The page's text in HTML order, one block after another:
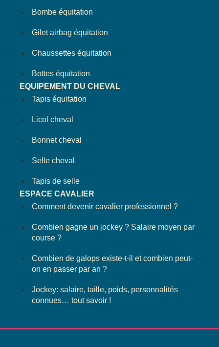
Bombe équitation
Gilet airbag équitation
Chaussettes équitation
Bottes équitation
EQUIPEMENT DU CHEVAL
Tapis équitation
Licol cheval
Bonnet cheval
Selle cheval
Tapis de selle
ESPACE CAVALIER
Comment devenir cavalier professionnel ?
Combien gagne un jockey ? Salaire moyen par
course ?
Combien de galops existe-t-il et combien peut-
on en passer par an ?
Jockey: salaire, taille, poids, personnalités
connues… tout savoir !